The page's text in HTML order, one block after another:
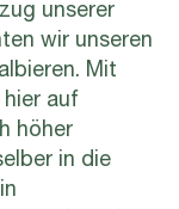
unserer
wir unseren
Mit
auf
höher
in die